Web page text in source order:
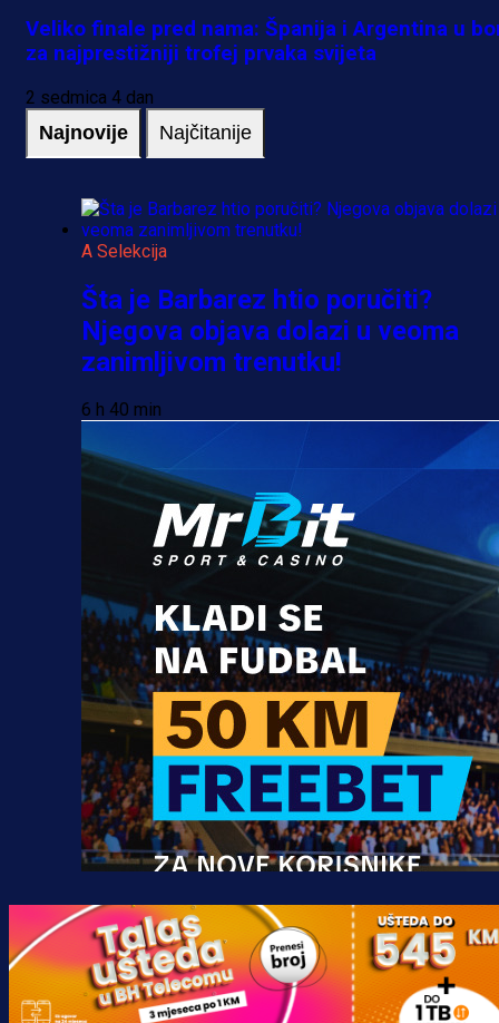
Veliko finale pred nama: Španija i Argentina u
za najprestižniji trofej prvaka svijeta
2 sedmica 4 dan
Najnovije Najčitanije
A Selekcija
Šta je Barbarez htio poručiti?
Njegova objava dolazi u veoma
zanimljivom trenutku!
6 h 40 min
Promo vijesti